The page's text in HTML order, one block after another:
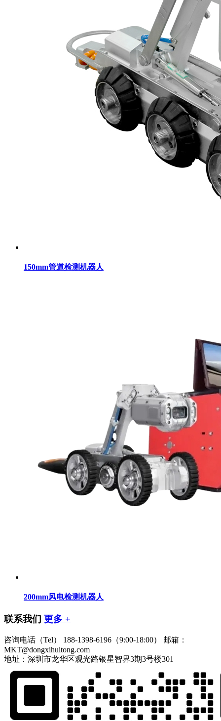
150mm管道检测机器人
200mm风电检测机器人
联系我们 更多 +
咨询电话（Tel） 188-1398-6196（9:00-18:00）
邮箱：
MKT@dongxihuitong.com
地址：深圳市龙华区观光路银星智界3期3号楼301